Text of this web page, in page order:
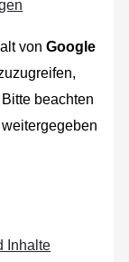
vonGoogle
beachten
Inhalte